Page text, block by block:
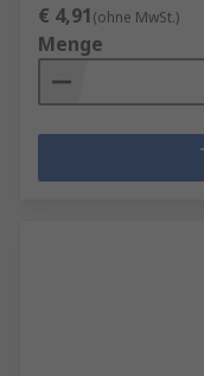
€ 4,91(ohne MwSt.)
Menge